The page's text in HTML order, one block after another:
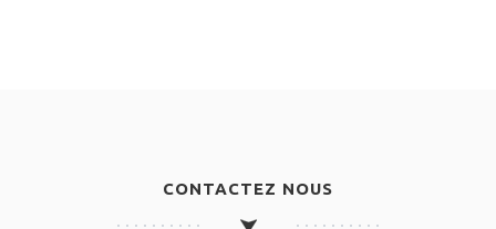
CONTACTEZ NOUS